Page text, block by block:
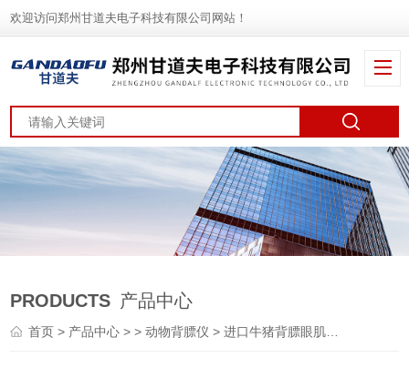
欢迎访问郑州甘道夫电子科技有限公司网站！
PRODUCTS 产品中心
首页> 产品中心 > >动物背膘仪 > 进口牛猪背膘眼肌面积测定仪厂家报价价格